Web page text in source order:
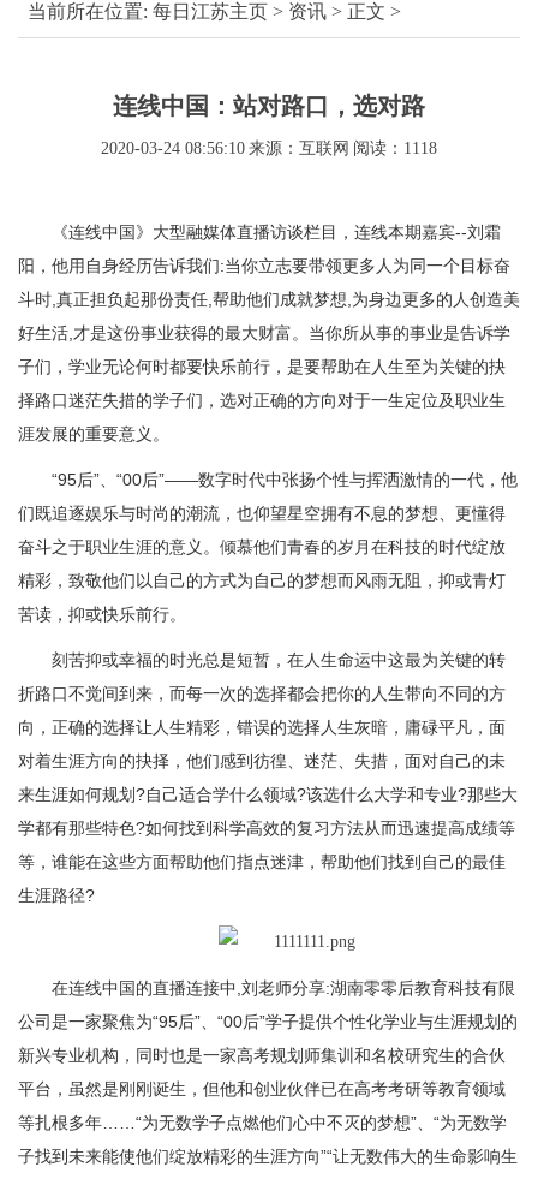
当前所在位置: 每日江苏主页 > 资讯 > 正文 >
连线中国：站对路口，选对路
2020-03-24 08:56:10 来源：互联网 阅读：1118
《连线中国》大型融媒体直播访谈栏目，连线本期嘉宾--刘霜
阳，他用自身经历告诉我们:当你立志要带领更多人为同一个目标奋
斗时,真正担负起那份责任,帮助他们成就梦想,为身边更多的人创造美
好生活,才是这份事业获得的最大财富。当你所从事的事业是告诉学
子们，学业无论何时都要快乐前行，是要帮助在人生至为关键的抉
择路口迷茫失措的学子们，选对正确的方向对于一生定位及职业生
涯发展的重要意义。
“95后”、“00后”——数字时代中张扬个性与挥洒激情的一代，他
们既追逐娱乐与时尚的潮流，也仰望星空拥有不息的梦想、更懂得
奋斗之于职业生涯的意义。倾慕他们青春的岁月在科技的时代绽放
精彩，致敬他们以自己的方式为自己的梦想而风雨无阻，抑或青灯
苦读，抑或快乐前行。
刻苦抑或幸福的时光总是短暂，在人生命运中这最为关键的转
折路口不觉间到来，而每一次的选择都会把你的人生带向不同的方
向，正确的选择让人生精彩，错误的选择人生灰暗，庸碌平凡，面
对着生涯方向的抉择，他们感到彷徨、迷茫、失措，面对自己的未
来生涯如何规划?自己适合学什么领域?该选什么大学和专业?那些大
学都有那些特色?如何找到科学高效的复习方法从而迅速提高成绩等
等，谁能在这些方面帮助他们指点迷津，帮助他们找到自己的最佳
生涯路径?
在连线中国的直播连接中,刘老师分享:湖南零零后教育科技有限
公司是一家聚焦为“95后”、“00后”学子提供个性化学业与生涯规划的
新兴专业机构，同时也是一家高考规划师集训和名校研究生的合伙
平台，虽然是刚刚诞生，但他和创业伙伴已在高考考研等教育领域
等扎根多年……“为无数学子点燃他们心中不灭的梦想”、“为无数学
子找到未来能使他们绽放精彩的生涯方向”“让无数伟大的生命影响生